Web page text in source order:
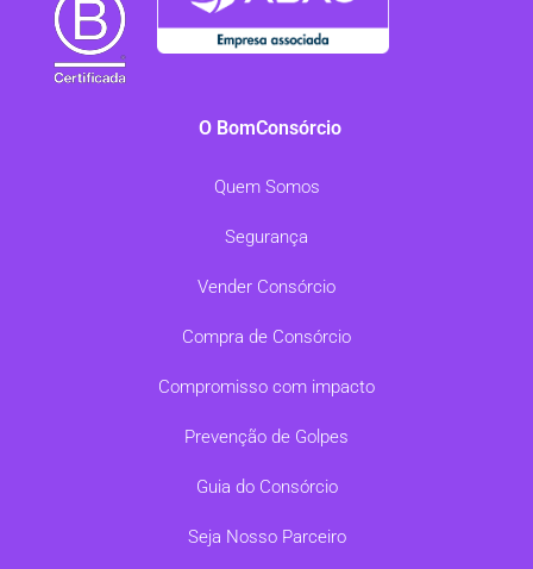
O BomConsórcio
Quem Somos
Segurança
Vender Consórcio
Compra de Consórcio
Compromisso com impacto
Prevenção de Golpes
Guia do Consórcio
Seja Nosso Parceiro